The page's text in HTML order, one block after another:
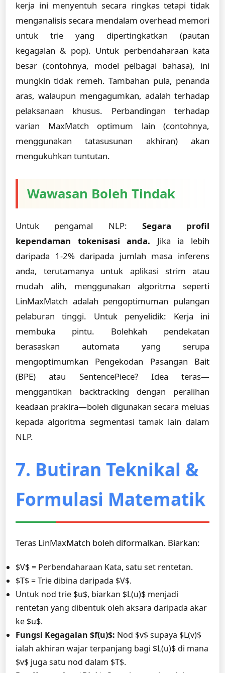
kerja ini menyentuh secara ringkas tetapi tidak
menganalisis secara mendalam overhead memori
untuk trie yang dipertingkatkan (pautan
kegagalan & pop). Untuk perbendaharaan kata
besar (contohnya, model pelbagai bahasa), ini
mungkin tidak remeh. Tambahan pula, penanda
aras, walaupun mengagumkan, adalah terhadap
pelaksanaan khusus. Perbandingan terhadap
varian MaxMatch optimum lain (contohnya,
menggunakan tatasusunan akhiran) akan
mengukuhkan tuntutan.
Wawasan Boleh Tindak
Untuk pengamal NLP: Segara profil
kependaman tokenisasi anda. Jika ia lebih
daripada 1-2% daripada jumlah masa inferens
anda, terutamanya untuk aplikasi strim atau
mudah alih, menggunakan algoritma seperti
LinMaxMatch adalah pengoptimuman pulangan
pelaburan tinggi. Untuk penyelidik: Kerja ini
membuka pintu. Bolehkah pendekatan
berasaskan automata yang serupa
mengoptimumkan Pengekodan Pasangan Bait
(BPE) atau SentencePiece? Idea teras—
menggantikan backtracking dengan peralihan
keadaan prakira—boleh digunakan secara meluas
kepada algoritma segmentasi tamak lain dalam
NLP.
7. Butiran Teknikal &
Formulasi Matematik
Teras LinMaxMatch boleh diformalkan. Biarkan:
$V$ = Perbendaharaan Kata, satu set rentetan.
$T$ = Trie dibina daripada $V$.
Untuk nod trie $u$, biarkan $L(u)$ menjadi
rentetan yang dibentuk oleh aksara daripada akar
ke $u$.
Fungsi Kegagalan $f(u)$: Nod $v$ supaya $L(v)$
ialah akhiran wajar terpanjang bagi $L(u)$ di mana
$v$ juga satu nod dalam $T$.